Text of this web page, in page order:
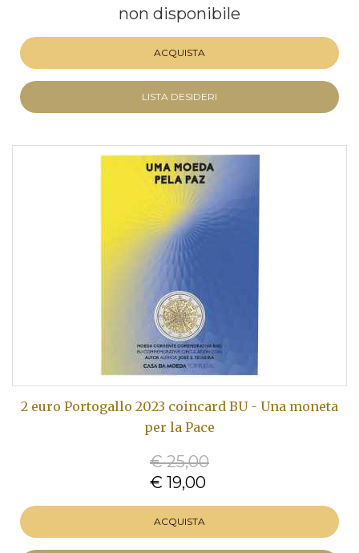
non disponibile
ACQUISTA
LISTA DESIDERI
2 euro Portogallo 2023 coincard BU - Una moneta
per la Pace
€ 25,00
€ 19,00
ACQUISTA